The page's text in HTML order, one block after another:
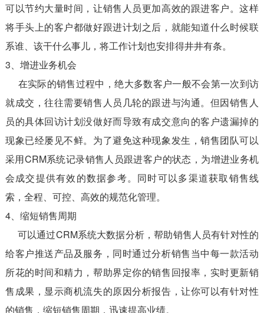
可以节约大量时间，让销售人员更加高效的跟进客户。这样
将手头上的客户都做好跟进计划之后，就能知道什么时候联
系谁、该干什么事儿，将工作计划也安排得井井有条。
3、增进业务机会
在实际的销售过程中，绝大多数客户一般不会第一次到访
就成交，往往需要销售人员几轮的跟进与沟通。但因销售人
员的具体回访计划没做好而导致有成交意向的客户遗漏掉的
现象已经屡见不鲜。为了避免这种现象发生，销售团队可以
采用CRM系统记录销售人员跟进客户的状态，为增进业务机
会成交提供有效的数据参考。同时可以多渠道获取销售线
索，全程、可控、高效的规范化管理。
4、缩短销售周期
可以通过CRM系统大数据分析，帮助销售人员有针对性的
给客户推送产品及服务，同时通过分析销售当中每一款活动
所花的时间和精力，帮助界定你的销售回报率，实时更新销
售成果，显示商机流失的原因分析报告，让你可以有针对性
的销售，缩短销售周期，迅速提高业绩。